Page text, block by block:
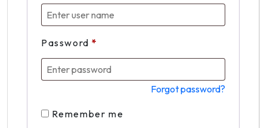
Password*
Forgot password?
Remember me